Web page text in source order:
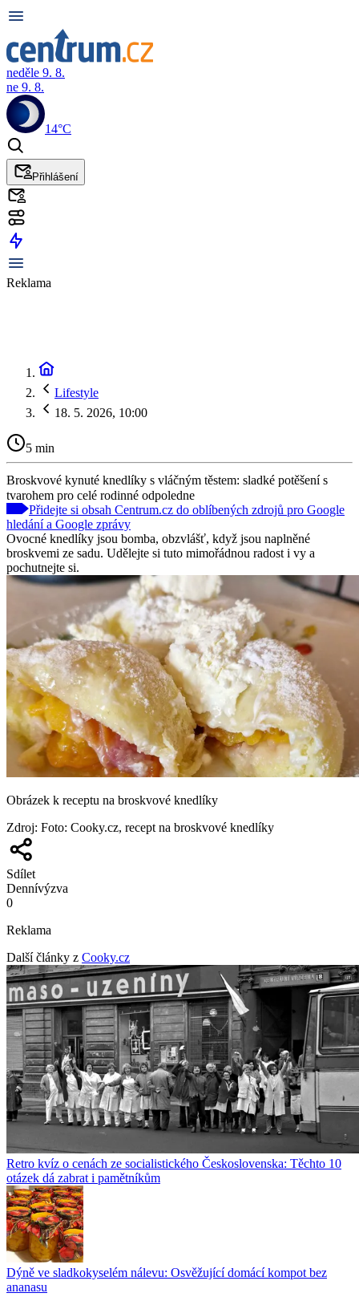
neděle 9. 8.
ne 9. 8.
14°C
Přihlášení
Reklama
Lifestyle
18. 5. 2026, 10:00
5 min
Broskvové kynuté knedlíky s vláčným těstem: sladké potěšení s
tvarohem pro celé rodinné odpoledne
Přidejte si obsah Centrum.cz do oblíbených zdrojů pro Google
hledání a Google zprávy
Ovocné knedlíky jsou bomba, obzvlášť, když jsou naplněné
broskvemi ze sadu. Udělejte si tuto mimořádnou radost i vy a
pochutnejte si.
Obrázek k receptu na broskvové knedlíky
Zdroj: Foto: Cooky.cz, recept na broskvové knedlíky
Sdílet
Dennívýzva
0
Reklama
Další články z Cooky.cz
Retro kvíz o cenách ze socialistického Československa: Těchto 10
otázek dá zabrat i pamětníkům
Dýně ve sladkokyselém nálevu: Osvěžující domácí kompot bez
ananasu